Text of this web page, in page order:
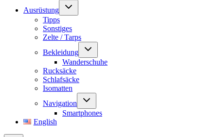
Ausrüstung
Untermenü
Tipps
Sonstiges
Zelte / Tarps
Bekleidung
Untermenü
Wanderschuhe
Rucksäcke
Schlafsäcke
Isomatten
Navigation
Untermenü
Smartphones
English